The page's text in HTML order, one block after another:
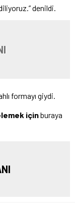
denildi.
formayı giydi.
içinburaya